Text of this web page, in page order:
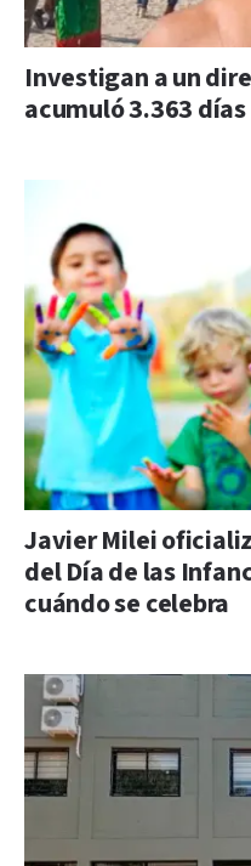
Investigan a un
acumuló 3.363
Javier Milei
del Día de las
cuándo se celebra